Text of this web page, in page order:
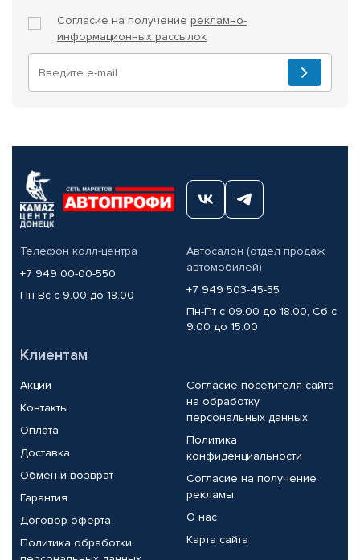
Согласие на получение рекламно-
информационных рассылок
Телефон колл-центра
+7 949 00-00-550
Пн-Вс с 9.00 до 18.00
Автосалон (отдел продаж
автомобилей)
+7 949 503-45-55
Пн-Пт с 09.00 до 18.00, Сб с
9.00 до 15.00
Клиентам
Акции
Контакты
Оплата
Доставка
Обмен и возврат
Гарантия
Договор-оферта
Политика обработки
Согласие посетителя сайта
на обработку
персональных данных
Политика
конфиденциальности
Согласие на получение
рекламы
О нас
Карта сайта